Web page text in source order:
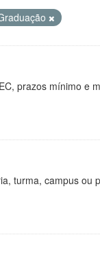
prazos mínimo e
turma, campus ou